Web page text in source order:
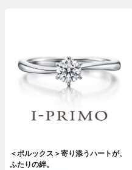
＜ポルックス＞寄り添うハートが、
ふたりの絆。